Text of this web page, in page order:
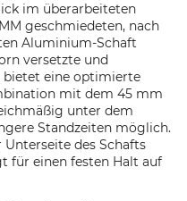
im überarbeiteten
geschmiedeten, nach
Aluminium-Schaft
versetzte und
eine optimierte
mit dem 45 mm
unter dem
Standzeiten möglich.
des Schafts
für einen festen Halt auf